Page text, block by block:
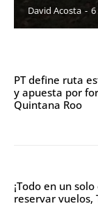
David Acosta - 6
PT define ruta
y apuesta por
Quintana Roo
¡Todo en un
reservar vuelos,